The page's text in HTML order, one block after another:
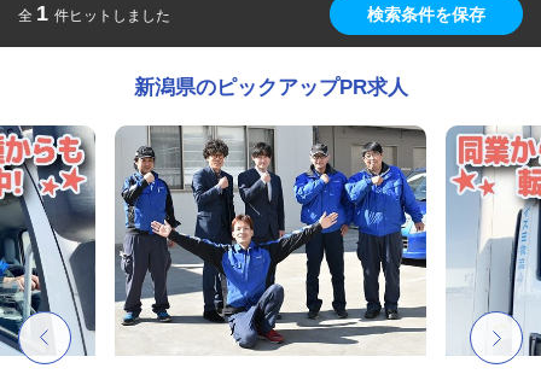
全 1 件ヒットしました 検索条件を保存
新潟県のピックアップPR求人